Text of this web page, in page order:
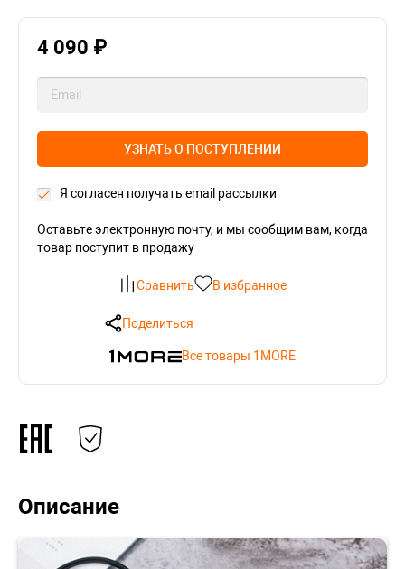
4 090 ₽
УЗНАТЬ О ПОСТУПЛЕНИИ
Я согласен получать email рассылки
Оставьте электронную почту, и мы сообщим вам, когда
товар поступит в продажу
Сравнить В избранное
Поделиться
Все товары 1MORE
Описание